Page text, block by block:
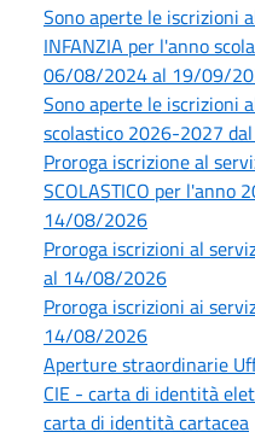
Sono aperte le iscrizioni
INFANZIA per l'anno
06/08/2024 al 19/09/
Sono aperte le iscrizioni
scolastico 2026-2027
Proroga iscrizione al
SCOLASTICO per l'anno
14/08/2026
Proroga iscrizioni al
al 14/08/2026
Proroga iscrizioni ai
14/08/2026
Aperture straordinarie
CIE - carta di identità
carta di identità cartacea